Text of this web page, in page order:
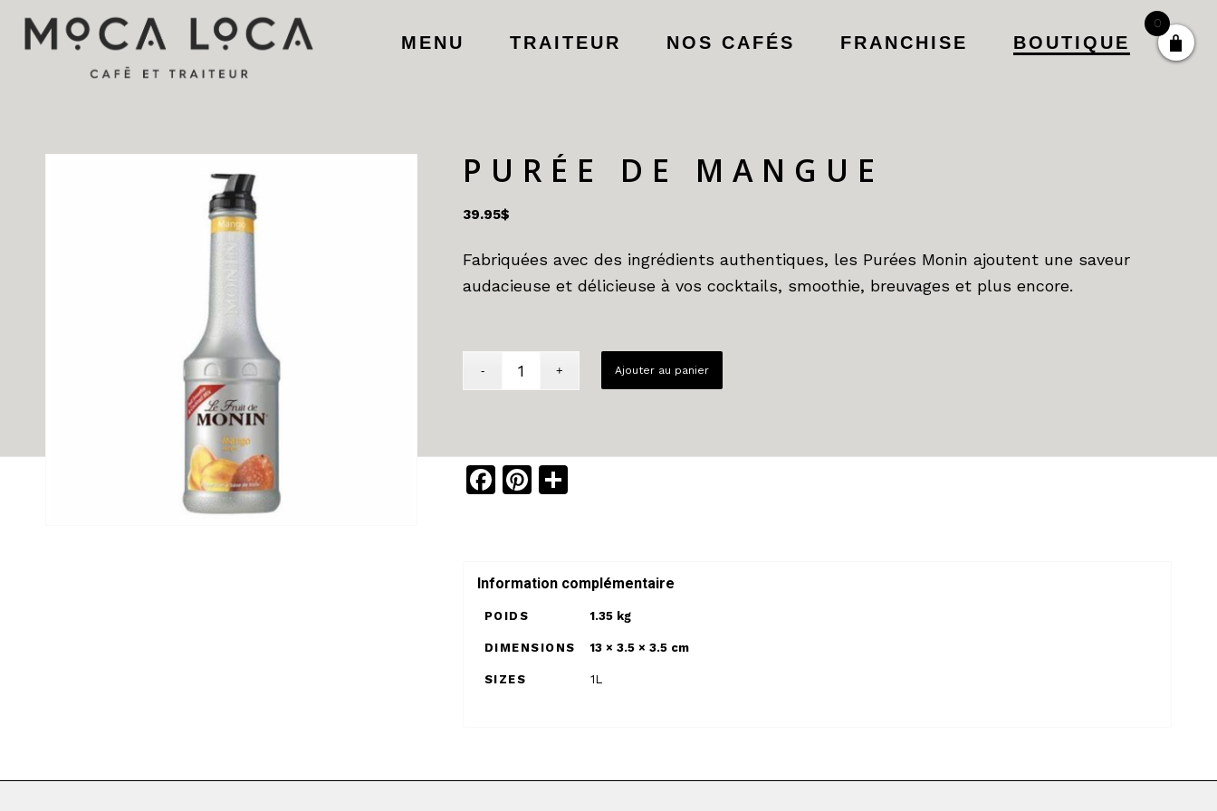
MENU TRAITEUR NOS CAFÉS FRANCHISE BOUTIQUE
PURÉE DE MANGUE
39.95$
Fabriquées avec des ingrédients authentiques, les Purées Monin ajoutent une saveur
audacieuse et délicieuse à vos cocktails, smoothie, breuvages et plus encore.
Ajouter au panier
Facebook
Pinterest
Share
Information complémentaire
POIDS 1.35 kg
DIMENSIONS 13 × 3.5 × 3.5 cm
SIZES 1L
0